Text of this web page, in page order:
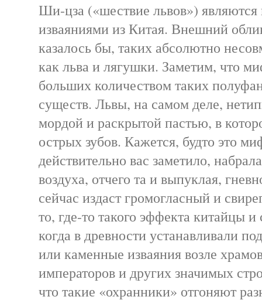
Ши-цза («шествие львов»)
изваяниями из Китая. Внешний
казалось бы, таких абсолютно
как льва и лягушки. Заметим, что
больших количеством таких
существ. Львы, на самом деле,
мордой и раскрытой пастью, в
острых зубов. Кажется, будто это
действительно вас заметило,
воздуха, отчего та и выпуклая,
сейчас издаст громогласный и
то, где-то такого эффекта китайцы
когда в древности устанавливали
или каменные изваяния возле
императоров и других значимых
что такие «охранники» отгоняют